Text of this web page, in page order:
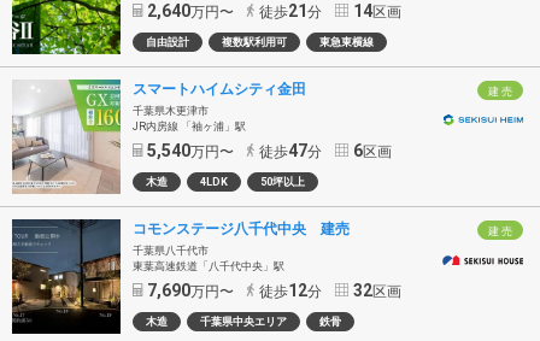
2,640万円〜 徒歩21 分 14区画
自由設計 複数駅利用可 東急東横線
建 売
スマートハイムシティ金田
千葉県木更津市
JR内房線 「袖ヶ浦」駅
5,540万円〜 徒歩47分 6区画
木造 4LDK 50坪以上
建 売
コモンステージ八千代中央 建売
千葉県八千代市
東葉高速鉄道「八千代中央」駅
7,690万円〜 徒歩12分 32区画
木造 千葉県中央エリア 鉄骨